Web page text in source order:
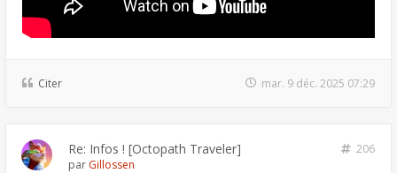
Citer mar. 9 déc. 2025 07:29
Re: Infos ! [Octopath Traveler]
206
par Gillossen